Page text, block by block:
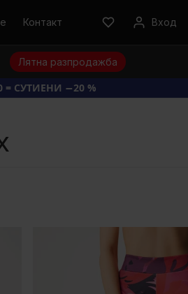
Контакт Вход
Лятна разпродажба
= СУТИЕНИ −20 %